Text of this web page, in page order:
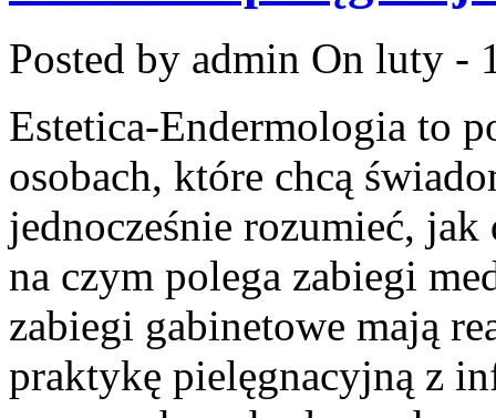
Posted by admin On luty -
Estetica-Endermologia to
osobach, które chcą
jednocześnie rozumieć,
na czym polega zabiegi
zabiegi gabinetowe mają
praktykę pielęgnacyjną z